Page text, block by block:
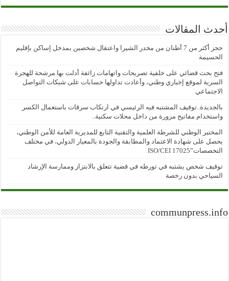
أحدث المقالات
حجز أكثر من 7 أطنان من مخدر الشيرا واعتقال شخصين بمدخل إساكن بإقليم
الحسيمة
فتح بحث قضائي على خلفية تصريحات واتهامات زائفة أدلت بها مرشحة للهجرة
السرية لموقع إخباري وطني، وأعادت تداولها حسابات على شبكات التواصل
الاجتماعي
بالجديدة..توقيف المشتبه فيه الرئيسي في ارتكاب سرقات باستعمال الكسر
واستخدام مفاتيح مزورة من داخل محلات سكنية..
المختبر الوطني للشرطة العلمية والتقنية التابع للمديرية العامة للأمن الوطني،
يحصل على شهادة الاعتماد والمطابقة والجودة بالمعيار الدولي، في مختلف
التخصصات”ISO/CEI 17025
توقيف شخص يشتبه في تورطه في قضية تتعلق بالابتزاز وممارسة الإرشاد
السياحي بدون رخصة
communpress.info